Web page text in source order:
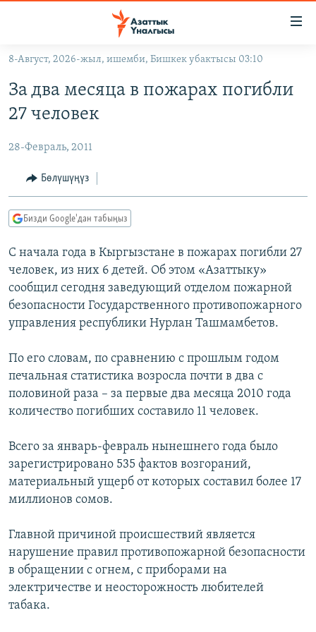
Навигацияга
өтүңүз
Издөөгө
салыңыз
КЫРГЫЗСТАН
САЯСАТ
ЭКОНОМИКА
ДҮЙНӨ
БОРБОР АЗИЯ
УКРАИНА
АТАЙЫН ИЛИКТӨӨ
БҮГҮН АЗАТТЫКТА
ЭКСПЕРТТЕР ТАЛДАЙТ
БИЗ ЖАНА ДҮЙНӨ
ДАНИСТЕ
ЭЖЕ-СИҢДИЛЕР
АЗАТТЫК+
ЫҢГАЙСЫЗ СУРООЛОР
ПОДКАСТ
ӨЗГӨЧӨ ПИКИР
Русский
ОНЛАЙН ШЕРИНЕ
8-Август, 2026-жыл, ишемби, Бишкек убактысы 03:10
За два месяца в пожарах погибли
27 человек
28-Февраль, 2011
Бөлүшүңүз
Бизди Google'дан табыңыз
С начала года в Кыргызстане в пожарах погибли 27
человек, из них 6 детей. Об этом «Азаттыку»
сообщил сегодня заведующий отделом пожарной
безопасности Государственного противопожарного
управления республики Нурлан Ташмамбетов.
По его словам, по сравнению с прошлым годом
печальная статистика возросла почти в два с
половиной раза – за первые два месяца 2010 года
количество погибших составило 11 человек.
Всего за январь-февраль нынешнего года было
зарегистрировано 535 фактов возгораний,
материальный ущерб от которых составил более 17
миллионов сомов.
Главной причиной происшествий является
нарушение правил противопожарной безопасности
в обращении с огнем, с приборами на
электричестве и неосторожность любителей
табака.